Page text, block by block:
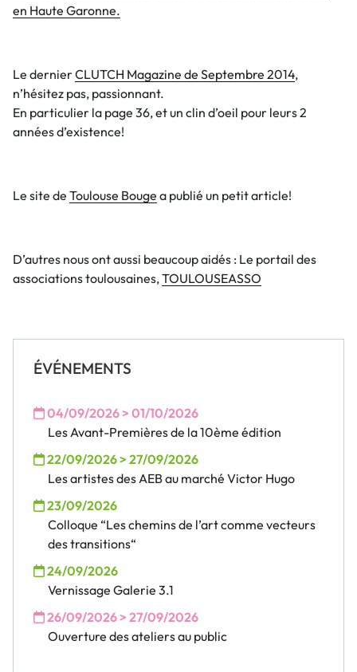
en Haute Garonne.
Le dernierCLUTCH Magazine de Septembre 2014,
n’hésitez pas, passionnant.
En particulier la page 36, et un clin d’oeil pour leurs 2
années d’existence!
Le site de Toulouse Bouge a publié un petit article!
D’autres nous ont aussi beaucoup aidés : Le portail des
associations toulousaines,TOULOUSEASSO
ÉVÉNEMENTS
04/09/2026 > 01/10/2026
Les Avant-Premières de la 10ème édition
22/09/2026 > 27/09/2026
Les artistes des AEB au marché Victor Hugo
23/09/2026
Colloque “Les chemins de l’art comme vecteurs
des transitions“
24/09/2026
Vernissage Galerie 3.1
26/09/2026 > 27/09/2026
Ouverture des ateliers au public